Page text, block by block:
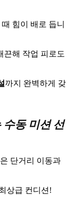
힘이 배로 듭니
끈해 작업 피로도
까지 완벽하게 갖
동 미션 선
단거리 이동과
상급 컨디션!